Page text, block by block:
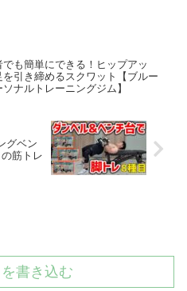
でも簡単にできる！ヒップアッ
を引き締めるスクワット【ブルー
ソナルトレーニングジム】
グベン
筋トレ
書き込む